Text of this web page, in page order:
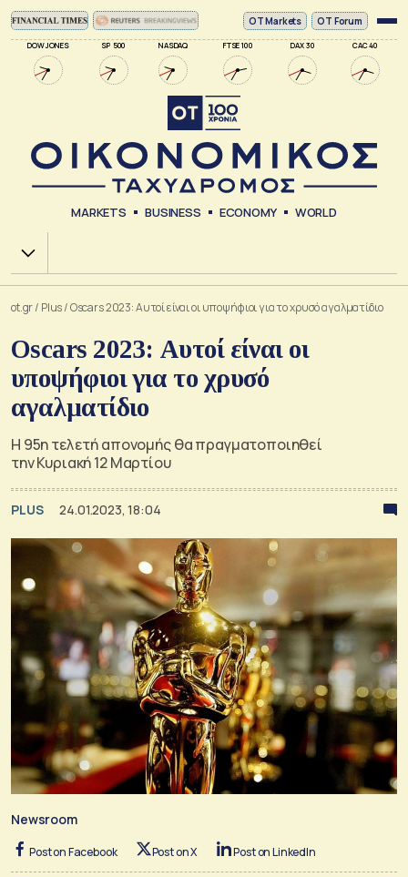
DOW JONES SP 500 NASDAQ FTSE 100 DAX 30 CAC 40
ΟΤ Markets OT Forum
MARKETS BUSINESS ECONOMY WORLD
Χ.Α.
ot.gr/ Plus/Oscars 2023: Αυτοί είναι οι υποψήφιοι για το χρυσό αγαλματίδιο
Oscars 2023: Αυτοί είναι οι
υποψήφιοι για το χρυσό
αγαλματίδιο
Η 95η τελετή απονομής θα πραγματοποιηθεί
την Κυριακή 12 Μαρτίου
PLUS 24.01.2023, 18:04
Newsroom
Post on Facebook Post on X Post on LinkedIn